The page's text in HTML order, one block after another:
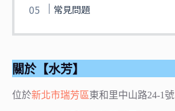
常見問題
關於【水芳】
位於新北市瑞芳區東和里中山路24-1號